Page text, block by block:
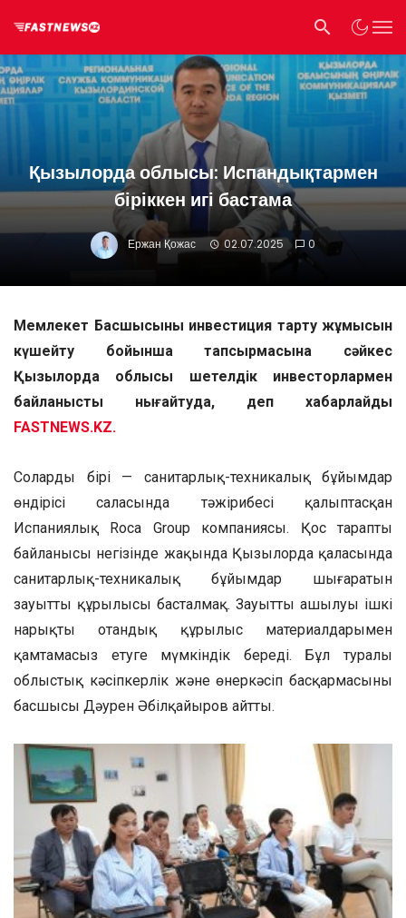
Қызылорда облысы: Испандықтармен
біріккен игі бастама
Ержан Қожас 02.07.2025 0
Мемлекет Басшысының инвестиция тарту жұмысын
күшейту бойынша тапсырмасына сәйкес
Қызылорда облысы шетелдік инвесторлармен
байланысты нығайтуда, деп хабарлайды
FASTNEWS.KZ.
Солардың бірі — санитарлық-техникалық бұйымдар
өндірісі саласында тәжірибесі қалыптасқан
Испаниялық Roca Group компаниясы. Қос тараптың
байланысы негізінде жақында Қызылорда қаласында
санитарлық-техникалық бұйымдар шығаратын
зауыттың құрылысы басталмақ. Зауыттың ашылуы ішкі
нарықты отандық құрылыс материалдарымен
қамтамасыз етуге мүмкіндік береді. Бұл туралы
облыстық кәсіпкерлік және өнеркәсіп басқармасының
басшысы Дәурен Әбілқайыров айтты.